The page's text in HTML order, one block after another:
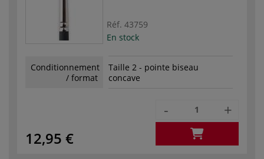
Réf. 43759
En stock
Conditionnement
/ format
Taille 2 - pointe biseau
concave
12,95 €
- +